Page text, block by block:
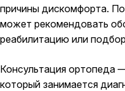
причины дискомфорта.
может рекомендовать
реабилитацию или
Консультация ортопеда
который занимается